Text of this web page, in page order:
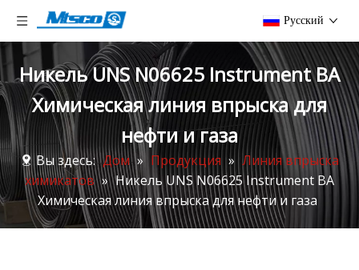
Pусский
Никель UNS N06625 Instrument BA
Химическая линия впрыска для
нефти и газа
Вы здесь: Дом » Продукция » Линия впрыска
химикатов » Никель UNS N06625 Instrument BA
Химическая линия впрыска для нефти и газа